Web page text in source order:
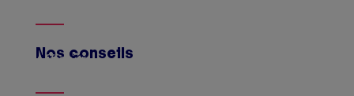
Nos conseils
Afficher